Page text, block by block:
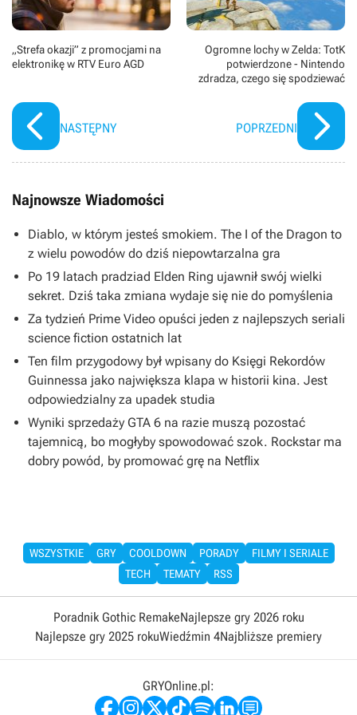
„Strefa okazji” z promocjami na
elektronikę w RTV Euro AGD
NASTĘPNY
Ogromne lochy w Zelda: TotK
potwierdzone - Nintendo
zdradza, czego się spodziewać
POPRZEDNI
Najnowsze Wiadomości
Diablo, w którym jesteś smokiem. The I of the Dragon to
z wielu powodów do dziś niepowtarzalna gra
Po 19 latach pradziad Elden Ring ujawnił swój wielki
sekret. Dziś taka zmiana wydaje się nie do pomyślenia
Za tydzień Prime Video opuści jeden z najlepszych seriali
science fiction ostatnich lat
Ten film przygodowy był wpisany do Księgi Rekordów
Guinnessa jako największa klapa w historii kina. Jest
odpowiedzialny za upadek studia
Wyniki sprzedaży GTA 6 na razie muszą pozostać
tajemnicą, bo mogłyby spowodować szok. Rockstar ma
dobry powód, by promować grę na Netflix
WSZYSTKIE GRY COOLDOWN PORADY
FILMY I SERIALE
TECH
TEMATY RSS
Poradnik Gothic RemakeNajlepsze gry 2026 roku
Najlepsze gry 2025 rokuWiedźmin 4Najbliższe premiery
GRYOnline.pl: